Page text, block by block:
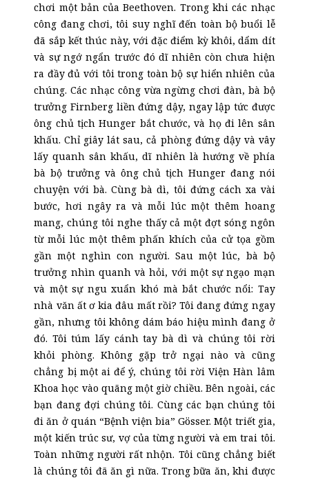
chơi một bản của Beethoven. Trong khi các nhạc
công đang chơi, tôi suy nghĩ đến toàn bộ buổi lễ
đã sắp kết thúc này, với đặc điểm kỳ khôi, dẩm dít
và sự ngớ ngẩn trước đó dĩ nhiên còn chưa hiện
ra đầy đủ với tôi trong toàn bộ sự hiển nhiên của
chúng. Các nhạc công vừa ngừng chơi đàn, bà bộ
trưởng Firnberg liền đứng dậy, ngay lập tức được
ông chủ tịch Hunger bắt chước, và họ đi lên sân
khấu. Chỉ giây lát sau, cả phòng đứng dậy và vây
lấy quanh sân khấu, dĩ nhiên là hướng về phía
bà bộ trưởng và ông chủ tịch Hunger đang nói
chuyện với bà. Cùng bà dì, tôi đứng cách xa vài
bước, hơi ngây ra và mỗi lúc một thêm hoang
mang, chúng tôi nghe thấy cả một đợt sóng ngôn
từ mỗi lúc một thêm phấn khích của cử tọa gồm
gần một nghìn con người. Sau một lúc, bà bộ
trưởng nhìn quanh và hỏi, với một sự ngạo mạn
và một sự ngu xuẩn khó mà bắt chước nổi: Tay
nhà văn ất ơ kia đâu mất rồi?Tôi đang đứng ngay
gần, nhưng tôi không dám báo hiệu mình đang ở
đó. Tôi túm lấy cánh tay bà dì và chúng tôi rời
khỏi phòng. Không gặp trở ngại nào và cũng
chẳng bị một ai để ý, chúng tôi rời Viện Hàn lâm
Khoa học vào quãng một giờ chiều. Bên ngoài, các
bạn đang đợi chúng tôi. Cùng các bạn chúng tôi
đi ăn ở quán “Bệnh viện bia” Gösser. Một triết gia,
một kiến trúc sư, vợ của từng người và em trai tôi.
Toàn những người rất nhộn. Tôi cũng chẳng biết
là chúng tôi đã ăn gì nữa. Trong bữa ăn, khi được